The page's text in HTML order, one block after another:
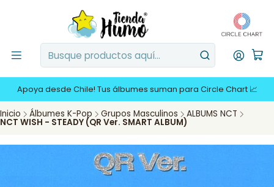
Apoya desde Chile! Tus álbumes suman para Circle Chart 📈
Inicio Álbumes K-Pop Grupos Masculinos ALBUMS NCT
NCT WISH - STEADY (QR Ver. SMART ALBUM)